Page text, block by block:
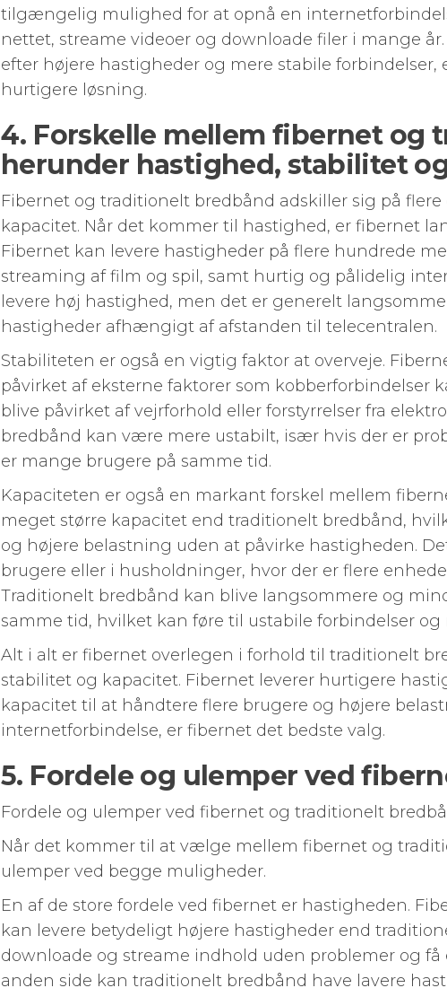
tilgængelig mulighed for at opnå en
nettet, streame videoer og downloade filer i mange
efter højere hastigheder og mere stabile
hurtigere løsning.
4. Forskelle mellem fibernet og
herunder hastighed, stabilitet
Fibernet og traditionelt bredbånd adskiller sig på
kapacitet. Når det kommer til hastighed, er fibernet
Fibernet kan levere hastigheder på flere hundrede
streaming af film og spil, samt hurtig og pålidelig
levere høj hastighed, men det er generelt
hastigheder afhængigt af afstanden til telecentralen.
Stabiliteten er også en vigtig faktor at overveje.
påvirket af eksterne faktorer som
blive påvirket af vejrforhold eller forstyrrelser fra
bredbånd kan være mere ustabilt, især hvis der er
er mange brugere på samme tid.
Kapaciteten er også en markant forskel mellem
meget større kapacitet end traditionelt bredbånd,
og højere belastning uden at påvirke hastigheden.
brugere eller i husholdninger, hvor der er flere
Traditionelt bredbånd kan blive langsommere og
samme tid, hvilket kan føre til ustabile forbindelser og
Alt i alt er fibernet overlegen i forhold til traditionelt
stabilitet og kapacitet. Fibernet leverer hurtigere
kapacitet til at håndtere flere brugere og højere
internetforbindelse, er fibernet det bedste valg.
5. Fordele og ulemper ved
Fordele og ulemper ved fibernet og traditionelt
Når det kommer til at vælge mellem fibernet og
ulemper ved begge muligheder.
En af de store fordele ved fibernet er hastigheden.
kan levere betydeligt højere hastigheder end
downloade og streame indhold uden problemer og
anden side kan traditionelt bredbånd have lavere